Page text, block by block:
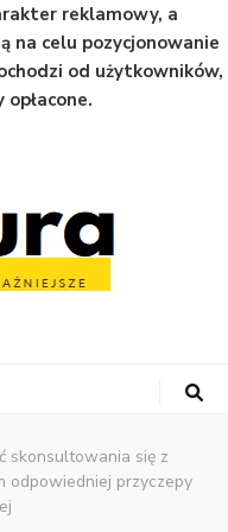
reklamowy, a
na celu pozycjonowanie
od użytkowników,
skonsultowania się z
odpowiedniej przyczepy